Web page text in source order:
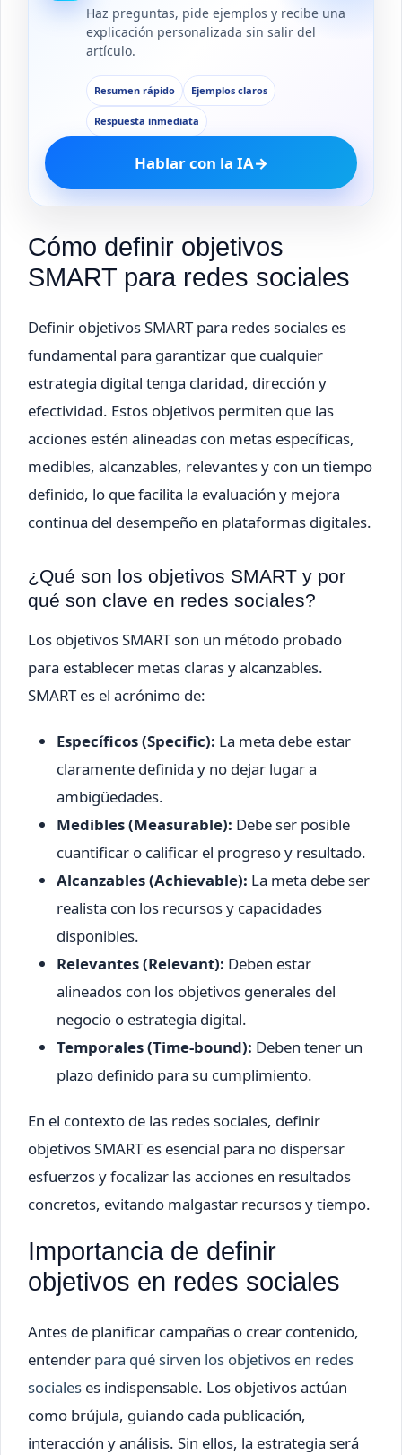
Haz preguntas, pide ejemplos y recibe una
explicación personalizada sin salir del
artículo.
Resumen rápido Ejemplos claros
Respuesta inmediata
Hablar con la IA→
Cómo definir objetivos
SMART para redes sociales
Definir objetivos SMART para redes sociales es
fundamental para garantizar que cualquier
estrategia digital tenga claridad, dirección y
efectividad. Estos objetivos permiten que las
acciones estén alineadas con metas específicas,
medibles, alcanzables, relevantes y con un tiempo
definido, lo que facilita la evaluación y mejora
continua del desempeño en plataformas digitales.
¿Qué son los objetivos SMART y por
qué son clave en redes sociales?
Los objetivos SMART son un método probado
para establecer metas claras y alcanzables.
SMART es el acrónimo de:
Específicos (Specific): La meta debe estar
claramente definida y no dejar lugar a
ambigüedades.
Medibles (Measurable): Debe ser posible
cuantificar o calificar el progreso y resultado.
Alcanzables (Achievable): La meta debe ser
realista con los recursos y capacidades
disponibles.
Relevantes (Relevant): Deben estar
alineados con los objetivos generales del
negocio o estrategia digital.
Temporales (Time-bound): Deben tener un
plazo definido para su cumplimiento.
En el contexto de las redes sociales, definir
objetivos SMART es esencial para no dispersar
esfuerzos y focalizar las acciones en resultados
concretos, evitando malgastar recursos y tiempo.
Importancia de definir
objetivos en redes sociales
Antes de planificar campañas o crear contenido,
entender para qué sirven los objetivos en redes
sociales es indispensable. Los objetivos actúan
como brújula, guiando cada publicación,
interacción y análisis. Sin ellos, la estrategia será